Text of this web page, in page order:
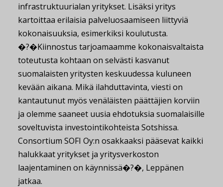
infrastruktuurialan yritykset. Lisäksi yritys
kartoittaa erilaisia palveluosaamiseen liittyviä
kokonaisuuksia, esimerkiksi koulutusta.
�?�Kiinnostus tarjoamaamme kokonaisvaltaista
toteutusta kohtaan on selvästi kasvanut
suomalaisten yritysten keskuudessa kuluneen
kevään aikana. Mikä ilahduttavinta, viesti on
kantautunut myös venäläisten päättäjien korviin
ja olemme saaneet uusia ehdotuksia suomalaisille
soveltuvista investointikohteista Sotshissa.
Consortium SOFI Oy:n osakkaaksi pääsevat kaikki
halukkaat yritykset ja yritysverkoston
laajentaminen on käynnissä�?�, Leppänen
jatkaa.